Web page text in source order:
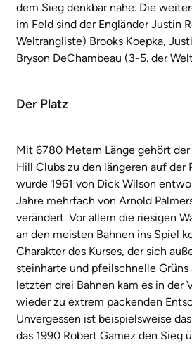
dem Sieg denkbar nahe. Die
im Feld sind der Engländer Justin
Weltrangliste) Brooks Koepka,
Bryson DeChambeau (3-5. der
Der Platz
Mit 6780 Metern Länge gehört der
Hill Clubs zu den längeren auf der
wurde 1961 von Dick Wilson
Jahre mehrfach von Arnold
verändert. Vor allem die riesigen
an den meisten Bahnen ins Spiel
Charakter des Kurses, der sich
steinharte und pfeilschnelle
letzten drei Bahnen kam es in der
wieder zu extrem packenden
Unvergessen ist beispielsweise
das 1990 Robert Gamez den Sieg